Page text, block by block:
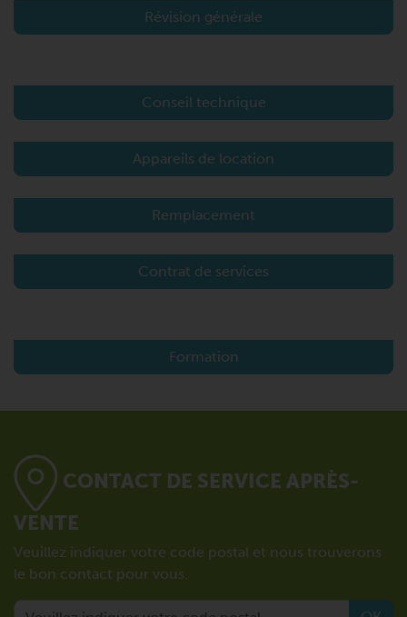
Révision générale
Conseil technique
Appareils de location
Remplacement
Contrat de services
Formation
CONTACT DE SERVICE APRÈS-
VENTE
Veuillez indiquer votre code postal et nous trouverons
le bon contact pour vous.